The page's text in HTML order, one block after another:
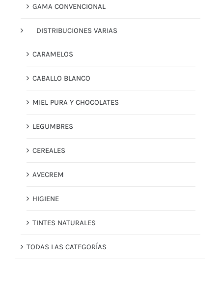
GAMA CONVENCIONAL
DISTRIBUCIONES VARIAS
CARAMELOS
CABALLO BLANCO
MIEL PURA Y CHOCOLATES
LEGUMBRES
CEREALES
AVECREM
HIGIENE
TINTES NATURALES
TODAS LAS CATEGORÍAS